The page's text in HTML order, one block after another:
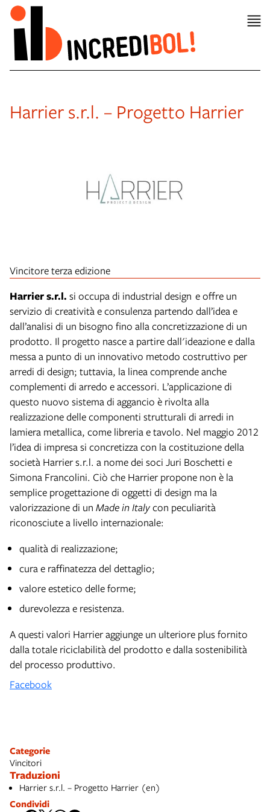
Harrier s.r.l. – Progetto Harrier
Vincitore terza edizione
Harrier s.r.l. si occupa di industrial design e offre un
servizio di creatività e consulenza partendo dall’idea e
dall’analisi di un bisogno fino alla concretizzazione di un
prodotto. Il progetto nasce a partire dall'ideazione e dalla
messa a punto di un innovativo metodo costruttivo per
arredi di design; tuttavia, la linea comprende anche
complementi di arredo e accessori. L’applicazione di
questo nuovo sistema di aggancio è rivolta alla
realizzazione delle componenti strutturali di arredi in
lamiera metallica, come libreria e tavolo. Nel maggio 2012
l’idea di impresa si concretizza con la costituzione della
società Harrier s.r.l. a nome dei soci Juri Boschetti e
Simona Francolini. Ciò che Harrier propone non è la
semplice progettazione di oggetti di design ma la
valorizzazione di un Made in Italycon peculiarità
riconosciute a livello internazionale:
qualità di realizzazione;
cura e raffinatezza del dettaglio;
valore estetico delle forme;
durevolezza e resistenza.
A questi valori Harrier aggiunge un ulteriore plus fornito
dalla totale riciclabilità del prodotto e dalla sostenibilità
del processo produttivo.
Facebook
Categorie
Vincitori
Traduzioni
Harrier s.r.l. – Progetto Harrier (en)
Condividi